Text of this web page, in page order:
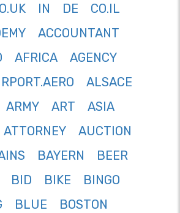
IN DE
CO.IL
ACCOUNTANT
AFRICA
AGENCY
ALSACE
ARMY ART
ASIA
ATTORNEY
AUCTION
BAYERN
BEER
BID BIKE
BINGO
BLUE
BOSTON